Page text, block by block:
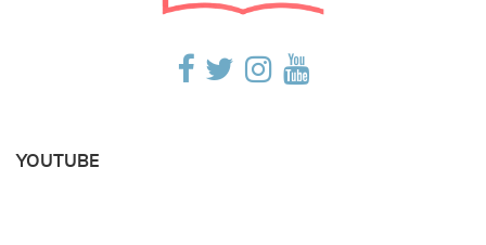
YOUTUBE